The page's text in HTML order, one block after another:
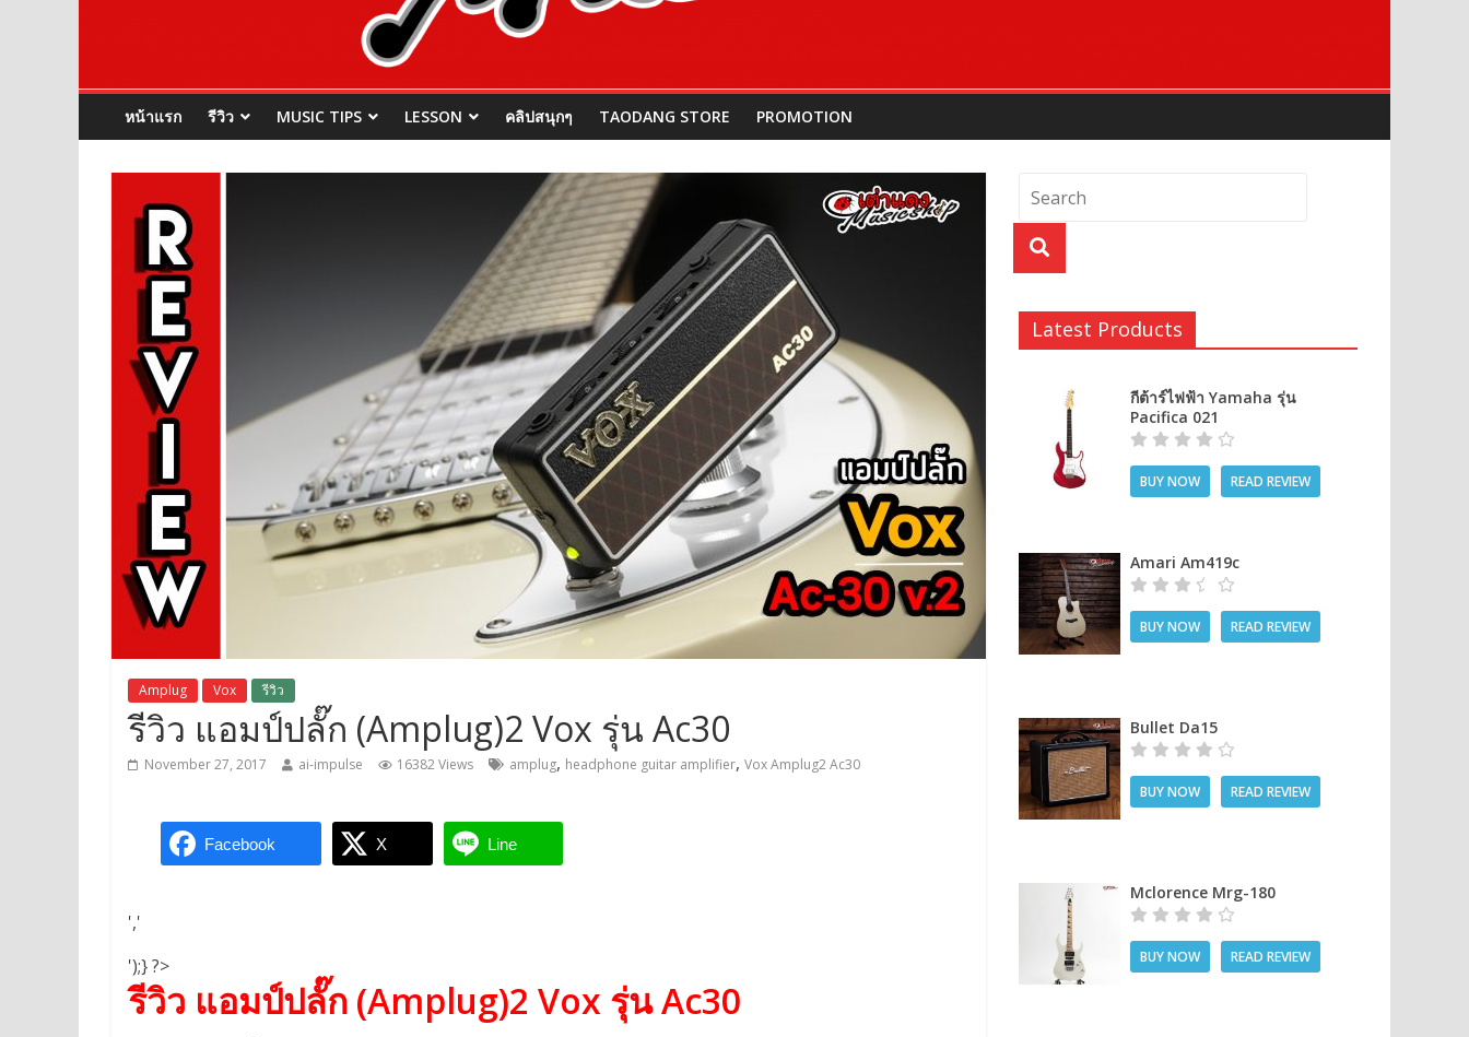
หน้าแรก รีวิว MUSIC TIPS LESSON คลิปสนุกๆ TAODANG STORE PROMOTION
Amplug Vox รีวิว
รีวิว แอมป์ปลั๊ก (Amplug)2 Vox รุ่น Ac30
November 27, 2017 ai-impulse 16382 Views amplug, headphone guitar amplifier, Vox Amplug2 Ac30
Facebook X Line
','
');} ?>
รีวิว แอมป์ปลั๊ก (Amplug)2 Vox รุ่น Ac30
Latest Products
กีต้าร์ไฟฟ้า Yamaha รุ่น
Pacifica 021
BUY NOW READ REVIEW
Amari Am419c
BUY NOW READ REVIEW
Bullet Da15
BUY NOW READ REVIEW
Mclorence Mrg-180
BUY NOW READ REVIEW